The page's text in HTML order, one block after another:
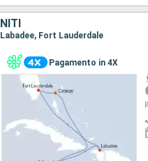
Fort Lauderdale
Pagamento in 4X